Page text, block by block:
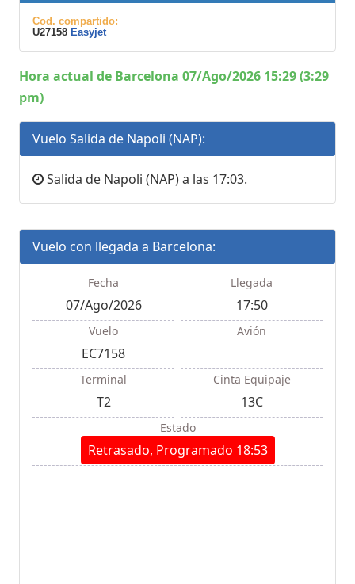
Cod. compartido:
U27158 Easyjet
Hora actual de Barcelona 07/Ago/2026 15:29 (3:29
pm)
Vuelo Salida de Napoli (NAP):
Salida de Napoli (NAP) a las 17:03.
Vuelo con llegada a Barcelona:
Fecha
07/Ago/2026
Llegada
17:50
Vuelo
EC7158
Avión
Terminal
T2
Cinta Equipaje
13C
Estado
Retrasado, Programado 18:53